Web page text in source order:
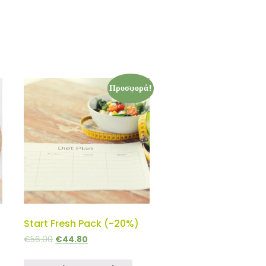
Προσφορά!
Start Fresh Pack (-20%)
€56.00 €44.80